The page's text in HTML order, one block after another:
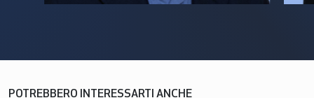
POTREBBERO INTERESSARTI ANCHE